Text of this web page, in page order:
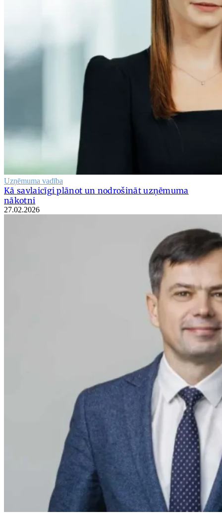
Uzņēmuma vadība
Kā savlaicīgi plānot un nodrošināt uzņēmuma
nākotni
27.02.2026